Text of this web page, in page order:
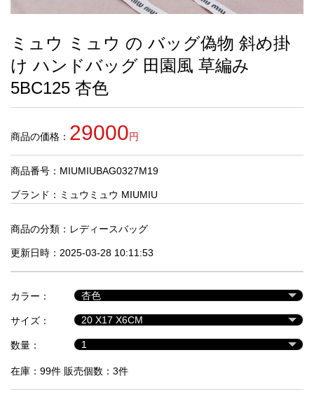
す
す
め
商
人
気
商
セ
ル
品
ミュウ ミュウ の バッグ偽物 斜め掛
け ハンドバッグ 田園風 草編み
5BC125 杏色
商品の価格： 29000円
商品番号：MIUMIUBAG0327M19
ブランド： ミュウミュウ MIUMIU
商品の分類： レディースバッグ
更新日時：2025-03-28 10:11:53
カラー：
サイズ：
数量：
在庫：99件 販売個数：3件